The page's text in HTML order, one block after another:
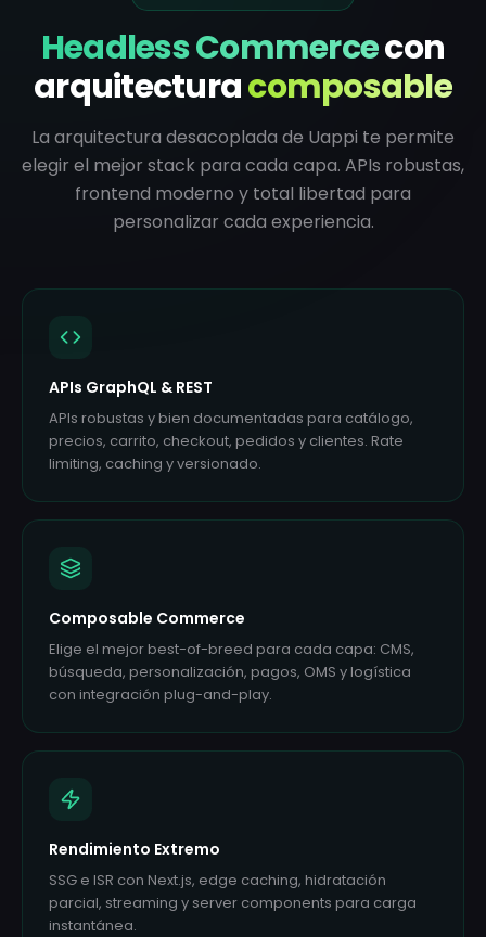
Headless Commercecon
arquitecturacomposable
La arquitectura desacoplada de Uappi te permite
elegir el mejor stack para cada capa. APIs robustas,
frontend moderno y total libertad para
personalizar cada experiencia.
APIs GraphQL & REST
APIs robustas y bien documentadas para catálogo,
precios, carrito, checkout, pedidos y clientes. Rate
limiting, caching y versionado.
Composable Commerce
Elige el mejor best-of-breed para cada capa: CMS,
búsqueda, personalización, pagos, OMS y logística
con integración plug-and-play.
Rendimiento Extremo
SSG e ISR con Next.js, edge caching, hidratación
parcial, streaming y server components para carga
instantánea.